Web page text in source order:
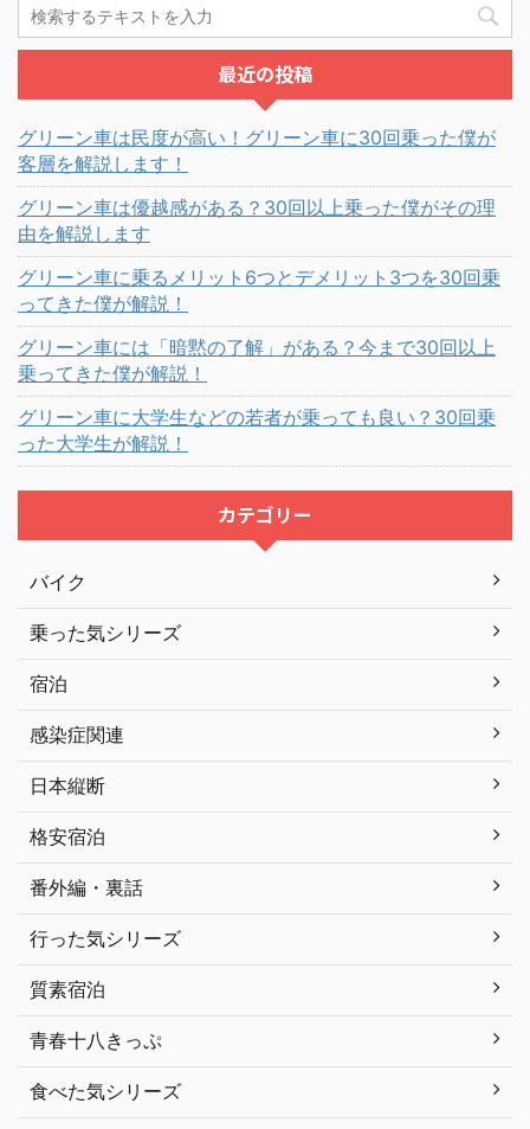
最近の投稿
グリーン車は民度が高い！グリーン車に30回乗った僕が
客層を解説します！
グリーン車は優越感がある？30回以上乗った僕がその理
由を解説します
グリーン車に乗るメリット6つとデメリット3つを30回乗
ってきた僕が解説！
グリーン車には「暗黙の了解」がある？今まで30回以上
乗ってきた僕が解説！
グリーン車に大学生などの若者が乗っても良い？30回乗
った大学生が解説！
カテゴリー
バイク
乗った気シリーズ
宿泊
感染症関連
日本縦断
格安宿泊
番外編・裏話
行った気シリーズ
質素宿泊
青春十八きっぷ
食べた気シリーズ